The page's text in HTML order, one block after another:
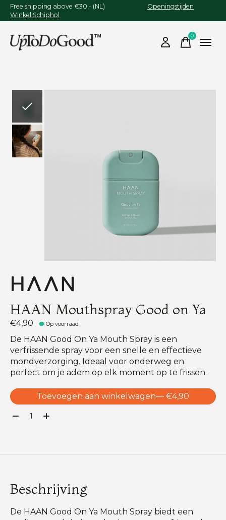
Free shipping above €30,- (NL) Openingstijden
Winkel Schiphol
0items
HAAN Mouthspray Good on Ya
€4,90 Op voorraad
De HAAN Good On Ya Mouth Spray is een
verfrissende spray voor een snelle en effectieve
mondverzorging. Ideaal voor onderweg en
perfect om je adem op elk moment op te frissen.
Toevoegen aan winkelwagen
— €4,90
Aantal:
Beschrijving
De HAAN Good On Ya Mouth Spray biedt een